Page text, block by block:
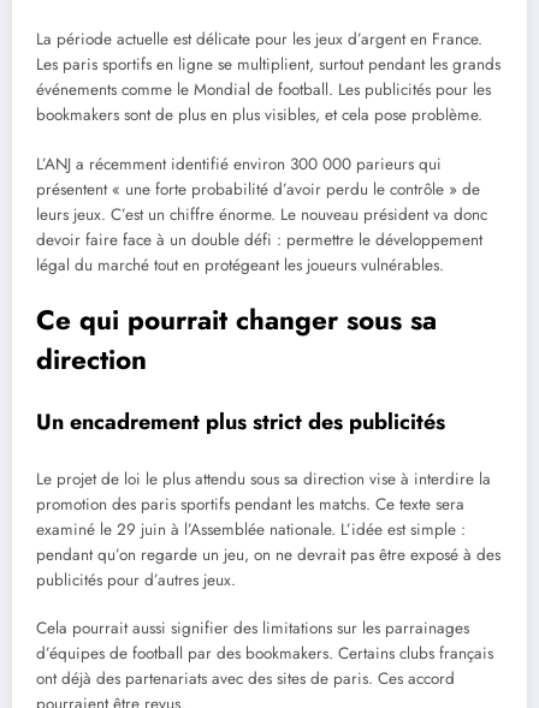
La période actuelle est délicate pour les jeux d’argent en France.
Les paris sportifs en ligne se multiplient, surtout pendant les grands
événements comme le Mondial de football. Les publicités pour les
bookmakers sont de plus en plus visibles, et cela pose problème.
L’ANJ a récemment identifié environ 300 000 parieurs qui
présentent « une forte probabilité d’avoir perdu le contrôle » de
leurs jeux. C’est un chiffre énorme. Le nouveau président va donc
devoir faire face à un double défi : permettre le développement
légal du marché tout en protégeant les joueurs vulnérables.
Ce qui pourrait changer sous sa
direction
Un encadrement plus strict des publicités
Le projet de loi le plus attendu sous sa direction vise à interdire la
promotion des paris sportifs pendant les matchs. Ce texte sera
examiné le 29 juin à l’Assemblée nationale. L’idée est simple :
pendant qu’on regarde un jeu, on ne devrait pas être exposé à des
publicités pour d’autres jeux.
Cela pourrait aussi signifier des limitations sur les parrainages
d’équipes de football par des bookmakers. Certains clubs français
ont déjà des partenariats avec des sites de paris. Ces accord